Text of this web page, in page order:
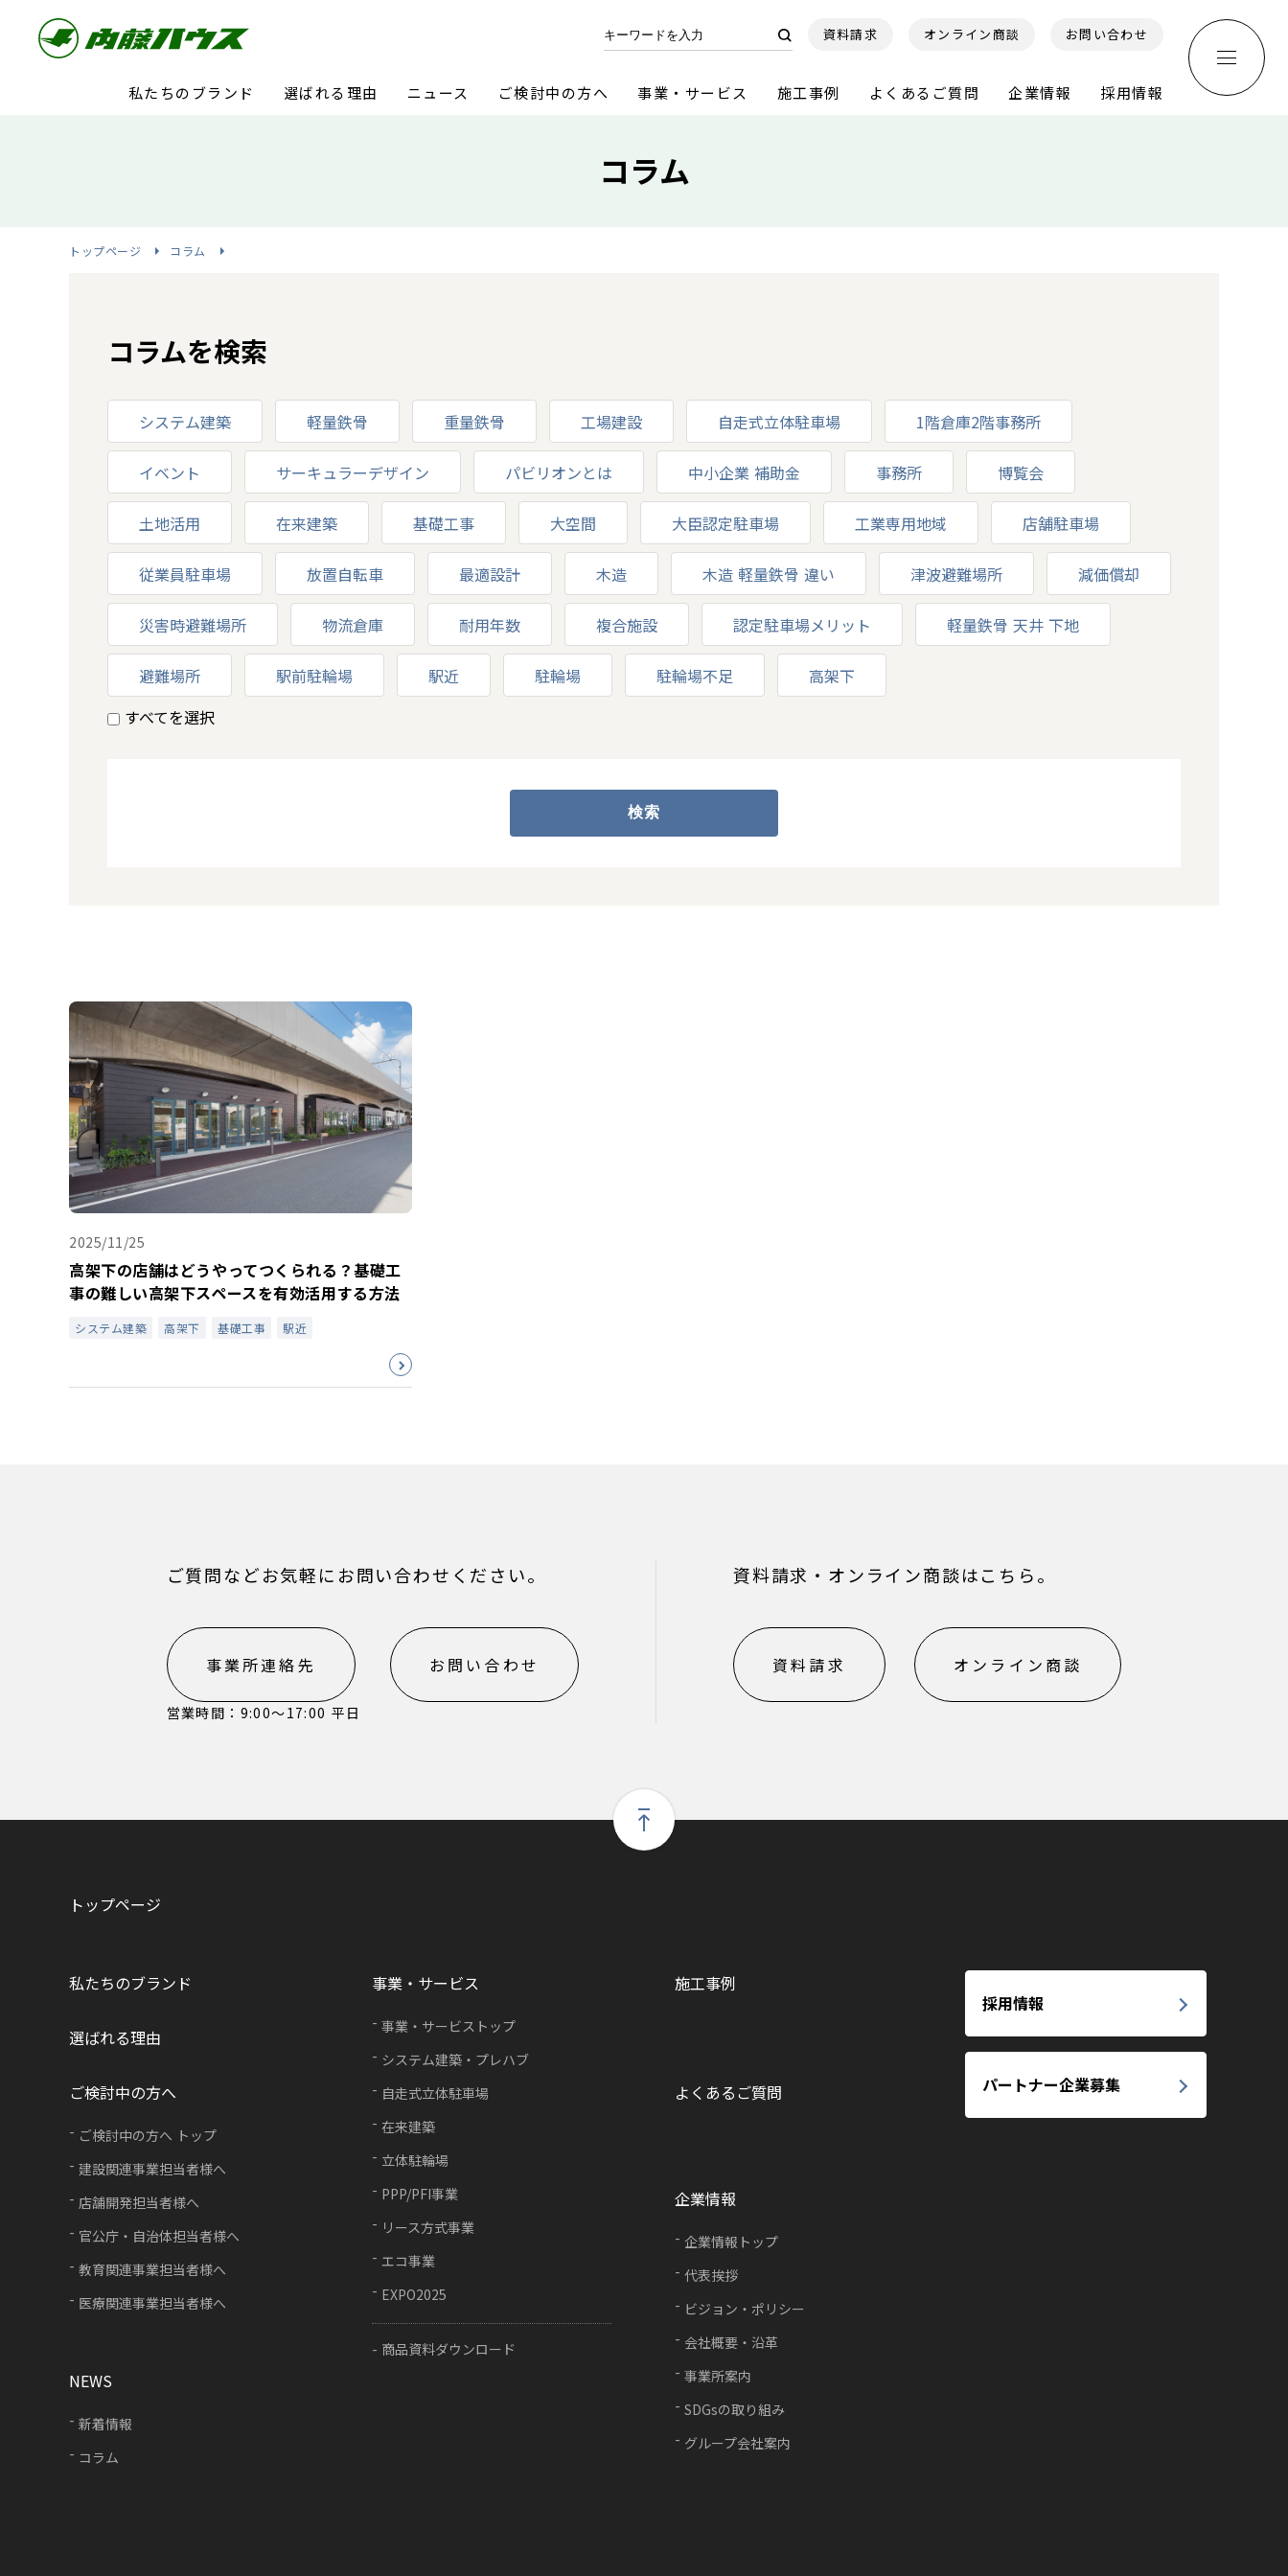
資料請求 オンライン商談 お問い合わせ
私たちのブランド 選ばれる理由 ニュース ご検討中の方へ 事業・サービス 施工事例 よくあるご質問 企業情報 採用情報
コラム
トップページ コラム
コラムを検索
システム建築 軽量鉄骨 重量鉄骨 工場建設 自走式立体駐車場 1階倉庫2階事務所
イベント サーキュラーデザイン パビリオンとは 中小企業 補助金 事務所 博覧会
土地活用 在来建築 基礎工事 大空間 大臣認定駐車場 工業専用地域 店舗駐車場
従業員駐車場 放置自転車 最適設計 木造 木造 軽量鉄骨 違い 津波避難場所 減価償却
災害時避難場所 物流倉庫 耐用年数 複合施設 認定駐車場メリット 軽量鉄骨 天井 下地
避難場所 駅前駐輪場 駅近 駐輪場 駐輪場不足
高架下
すべてを選択
2025/11/25
高架下の店舗はどうやってつくられる？基礎工
事の難しい高架下スペースを有効活用する方法
システム建築 高架下 基礎工事 駅近
ご質問などお気軽にお問い合わせください。
事業所連絡先
営業時間：9:00〜17:00 平日
お問い合わせ
資料請求・オンライン商談はこちら。
資料請求 オンライン商談
トップページ
私たちのブランド 事業・サービス
事業・サービストップ
システム建築・プレハブ
自走式立体駐車場
在来建築
立体駐輪場
PPP/PFI事業
リース方式事業
エコ事業
EXPO2025
商品資料ダウンロード
施工事例
選ばれる理由
よくあるご質問
ご検討中の方へ
ご検討中の方へ トップ
建設関連事業担当者様へ
店舗開発担当者様へ
官公庁・自治体担当者様へ
教育関連事業担当者様へ
医療関連事業担当者様へ
企業情報
企業情報トップ
代表挨拶
ビジョン・ポリシー
会社概要・沿革
事業所案内
SDGsの取り組み
グループ会社案内
NEWS
新着情報
コラム
採用情報
パートナー企業募集